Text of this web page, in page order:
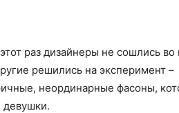
раз дизайнеры не сошлись
решились на эксперимент –
неординарные фасоны,
девушки.